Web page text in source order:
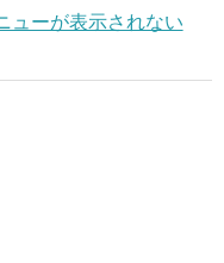
ューが表示されない